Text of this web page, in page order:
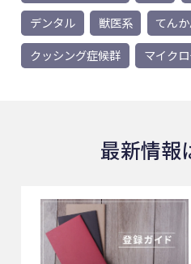
デンタル
獣医系 てん
クッシング症候群
マイク
最新情報